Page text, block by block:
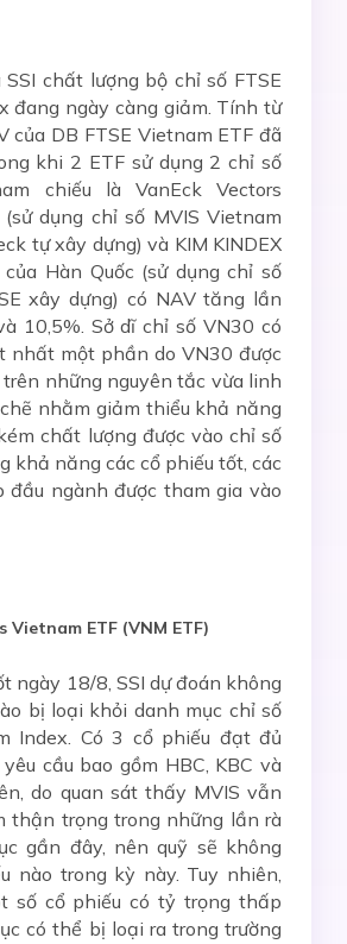
chất lượng bộ chỉ số FTSE
đang ngày càng giảm. Tính từ
của DB FTSE Vietnam ETF đã
khi 2 ETF sử dụng 2 chỉ số
chiếu là VanEck Vectors
dụng chỉ số MVIS Vietnam
tự xây dựng) và KIM KINDEX
Hàn Quốc (sử dụng chỉ số
xây dựng) có NAV tăng lần
10,5%. Sở dĩ chỉ số VN30 có
nhất một phần do VN30 được
những nguyên tắc vừa linh
nhằm giảm thiểu khả năng
chất lượng được vào chỉ số
khả năng các cổ phiếu tốt, các
đầu ngành được tham gia vào
Vietnam ETF (VNM ETF)
ngày 18/8, SSI dự đoán không
bị loại khỏi danh mục chỉ số
Index. Có 3 cổ phiếu đạt đủ
cầu bao gồm HBC, KBC và
do quan sát thấy MVIS vẫn
thận trọng trong những lần rà
gần đây, nên quỹ sẽ không
nào trong kỳ này. Tuy nhiên,
số cổ phiếu có tỷ trọng thấp
có thể bị loại ra trong trường